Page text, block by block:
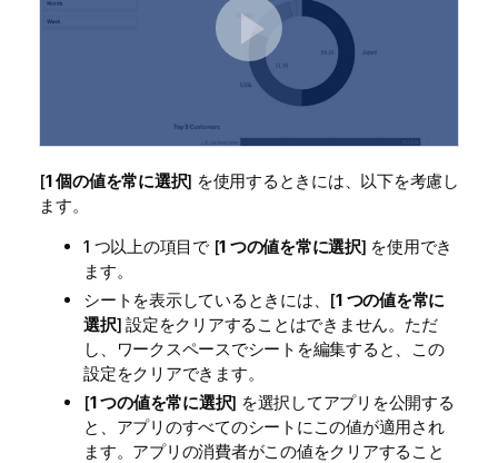
[1 個の値を常に選択] を使用するときには、以下を考慮し
ます。
1 つ以上の項目で [1 つの値を常に選択] を使用でき
ます。
シートを表示しているときには、[1 つの値を常に
選択] 設定をクリアすることはできません。ただ
し、ワークスペースでシートを編集すると、この
設定をクリアできます。
[1 つの値を常に選択] を選択してアプリを公開する
と、アプリのすべてのシートにこの値が適用され
ます。アプリの消費者がこの値をクリアすること